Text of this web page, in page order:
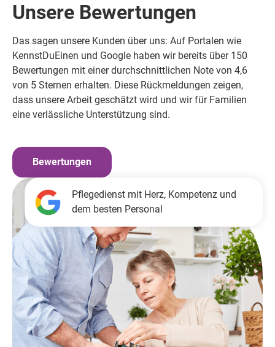
Unsere Bewertungen
Das sagen unsere Kunden über uns: Auf Portalen wie
KennstDuEinen und Google haben wir bereits über 150
Bewertungen mit einer durchschnittlichen Note von 4,6
von 5 Sternen erhalten. Diese Rückmeldungen zeigen,
dass unsere Arbeit geschätzt wird und wir für Familien
eine verlässliche Unterstützung sind.
Bewertungen
Pflegedienst mit Herz, Kompetenz und
dem besten Personal